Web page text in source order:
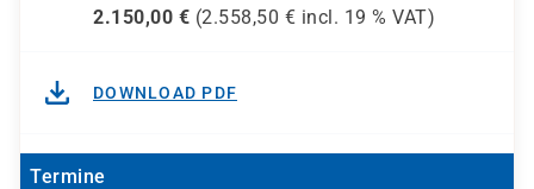
2.150,00 € (2.558,50 € incl. 19 % VAT)
DOWNLOAD PDF
Termine